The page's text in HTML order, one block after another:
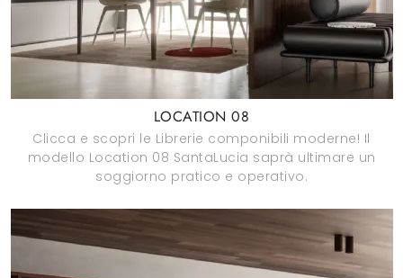
LOCATION 08
Clicca e scopri le Librerie componibili moderne! Il
modello Location 08 SantaLucia saprà ultimare un
soggiorno pratico e operativo.